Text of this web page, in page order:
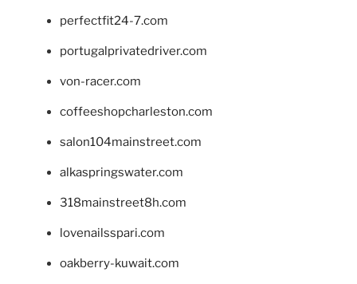
perfectfit24-7.com
portugalprivatedriver.com
von-racer.com
coffeeshopcharleston.com
salon104mainstreet.com
alkaspringswater.com
318mainstreet8h.com
lovenailsspari.com
oakberry-kuwait.com